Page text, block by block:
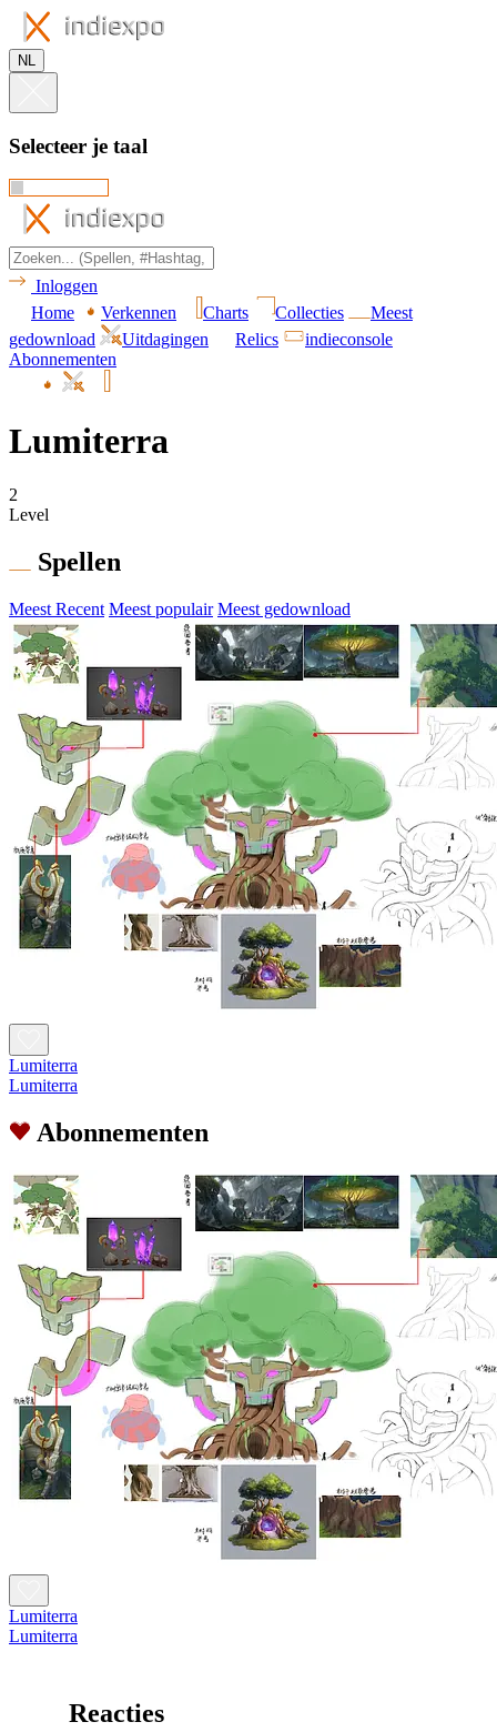
NL
Selecteer je taal
Inloggen
Home
Verkennen Charts Collecties
Meest
gedownload
Uitdagingen Relics
indieconsole
Abonnementen
Lumiterra
2
Level
Spellen
Meest Recent Meest populair Meest gedownload
Lumiterra
Lumiterra
Abonnementen
Lumiterra
Lumiterra
Reacties